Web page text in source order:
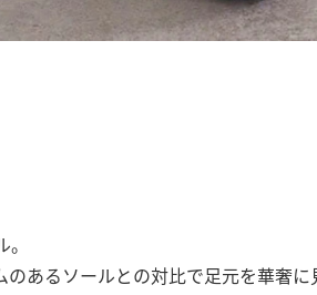
あるソールとの対比で足元を華奢に